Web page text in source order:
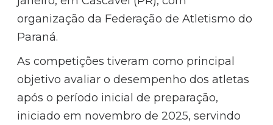
organização da Federação de Atletismo do
Paraná.
As competições tiveram como principal
objetivo avaliar o desempenho dos atletas
após o período inicial de preparação,
iniciado em novembro de 2025, servindo